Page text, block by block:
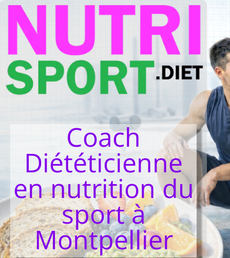
Coach
Diététicienne
en nutrition du
sport à
Montpellier